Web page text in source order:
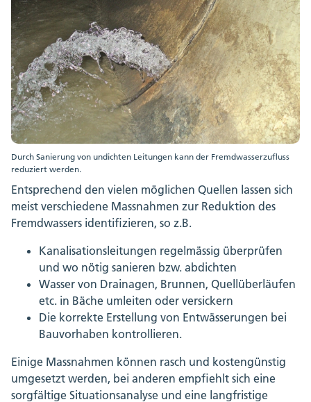
Durch Sanierung von undichten Leitungen kann der Fremdwasserzufluss
reduziert werden.
Entsprechend den vielen möglichen Quellen lassen sich
meist verschiedene Massnahmen zur Reduktion des
Fremdwassers identifizieren, so z.B.
Kanalisationsleitungen regelmässig überprüfen
und wo nötig sanieren bzw. abdichten
Wasser von Drainagen, Brunnen, Quellüberläufen
etc. in Bäche umleiten oder versickern
Die korrekte Erstellung von Entwässerungen bei
Bauvorhaben kontrollieren.
Einige Massnahmen können rasch und kostengünstig
umgesetzt werden, bei anderen empfiehlt sich eine
sorgfältige Situationsanalyse und eine langfristige